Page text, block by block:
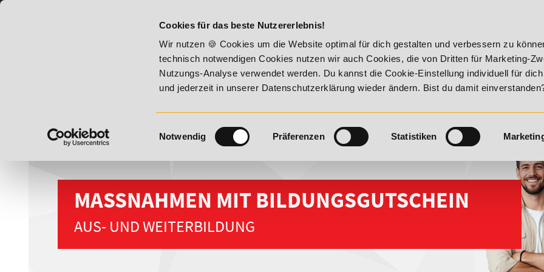
Cookies für das beste Nutzererlebnis!
Wir nutzen 🍪 Cookies um die Website optimal für dich gestalten und verbessern zu
technisch notwendigen Cookies nutzen wir auch Cookies, die von Dritten für Marketing-
Nutzungs-Analyse verwendet werden. Du kannst die Cookie-Einstellung individuell für dich
und jederzeit in unserer Datenschutzerklärung wieder ändern. Bist du damit
Einwilligungsauswahl
Notwendig Präferenzen Statistiken
20% Rabatt bis 17. August 2026 - Summer Vitality! 20% Rabatt bis 17. August 2026 - Summer Vitality!
MASSNAHMEN MIT BILDUNGSGUTSCHEIN
AUS- UND WEITERBILDUNG